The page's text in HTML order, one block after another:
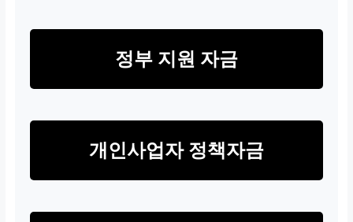
정부 지원 자금
개인사업자 정책자금